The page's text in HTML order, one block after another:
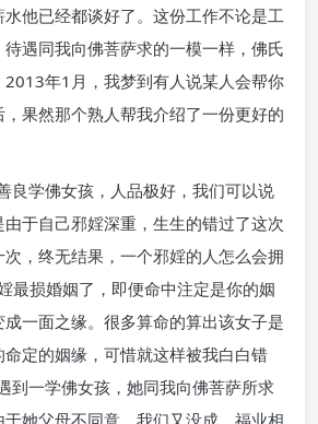
他已经都谈好了。这份工作不论是工
遇同我向佛菩萨求的一模一样，佛氏
2013年1月，我梦到有人说某人会帮你
果然那个熟人帮我介绍了一份更好的
良学佛女孩，人品极好，我们可以说
于自己邪婬深重，生生的错过了这次
，终无结果，一个邪婬的人怎么会拥
最损婚姻了，即便命中注定是你的姻
一面之缘。很多算命的算出该女子是
定的姻缘，可惜就这样被我白白错
到一学佛女孩，她同我向佛菩萨所求
她父母不同意，我们又没成。福业相